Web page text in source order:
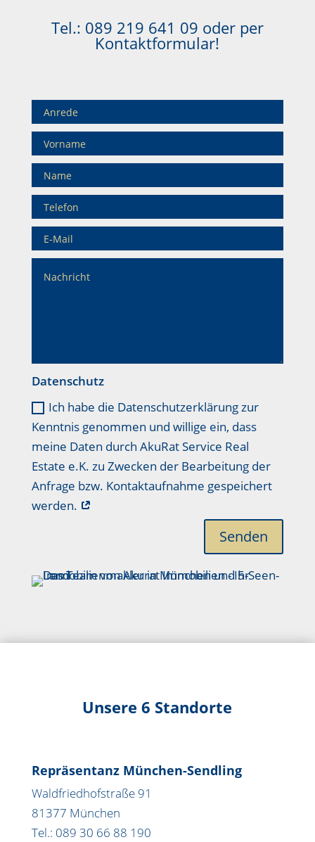
Tel.: 089 219 641 09 oder per
Kontaktformular!
Datenschutz
Ich habe die Datenschutzerklärung zur
Kenntnis genommen und willige ein, dass
meine Daten durch AkuRat Service Real
Estate e.K. zu Zwecken der Bearbeitung der
Anfrage bzw. Kontaktaufnahme gespeichert
werden.
Senden
Unsere 6 Standorte
Repräsentanz München-Sendling
Waldfriedhofstraße 91
81377 München
Tel.: 089 30 66 88 190